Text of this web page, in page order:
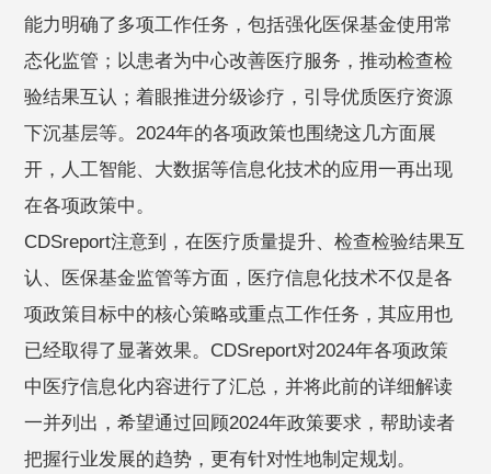
能力明确了多项工作任务，包括强化医保基金使用常
态化监管；以患者为中心改善医疗服务，推动检查检
验结果互认；着眼推进分级诊疗，引导优质医疗资源
下沉基层等。2024年的各项政策也围绕这几方面展
开，人工智能、大数据等信息化技术的应用一再出现
在各项政策中。
CDSreport注意到，在医疗质量提升、检查检验结果互
认、医保基金监管等方面，医疗信息化技术不仅是各
项政策目标中的核心策略或重点工作任务，其应用也
已经取得了显著效果。CDSreport对2024年各项政策
中医疗信息化内容进行了汇总，并将此前的详细解读
一并列出，希望通过回顾2024年政策要求，帮助读者
把握行业发展的趋势，更有针对性地制定规划。